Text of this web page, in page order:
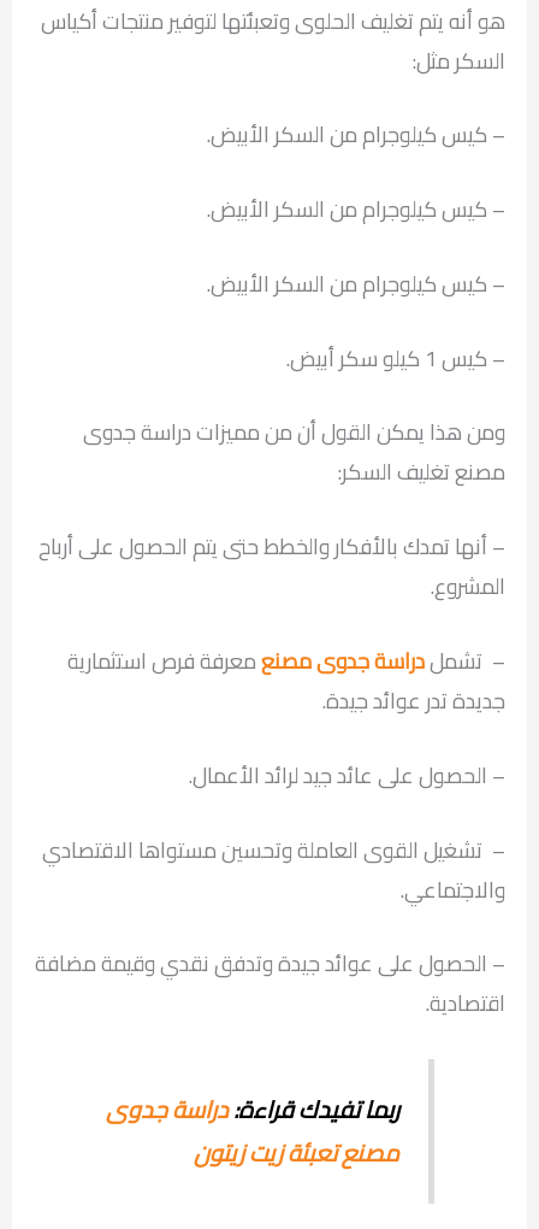
هو أنه يتم تغليف الحلوى وتعبئتها لتوفير منتجات أكياس
السكر مثل:
– كيس كيلوجرام من السكر الأبيض.
– كيس كيلوجرام من السكر الأبيض.
– كيس كيلوجرام من السكر الأبيض.
– كيس 1 كيلو سكر أبيض.
ومن هذا يمكن القول أن من مميزات دراسة جدوى
مصنع تغليف السكر:
– أنها تمدك بالأفكار والخطط حتى يتم الحصول على أرباح
المشروع.
– تشملدراسة جدوى مصنعمعرفة فرص استثمارية
جديدة تدر عوائد جيدة.
– الحصول على عائد جيد لرائد الأعمال.
– تشغيل القوى العاملة وتحسين مستواها الاقتصادي
والاجتماعي.
– الحصول على عوائد جيدة وتدفق نقدي وقيمة مضافة
اقتصادية.
ربما تفيدك قراءة:دراسة جدوى
مصنع تعبئة زيت زيتون